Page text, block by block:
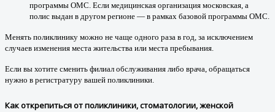
программы ОМС. Если медицинская организация московская, а
полис выдан в другом регионе — в рамках базовой программы ОМС.
Менять поликлинику можно не чаще одного раза в год, за исключением
случаев изменения места жительства или места пребывания.
Если вы хотите сменить филиал обслуживания либо врача, обращаться
нужно в регистратуру вашей поликлиники.
Как открепиться от поликлиники, стоматологии, женской